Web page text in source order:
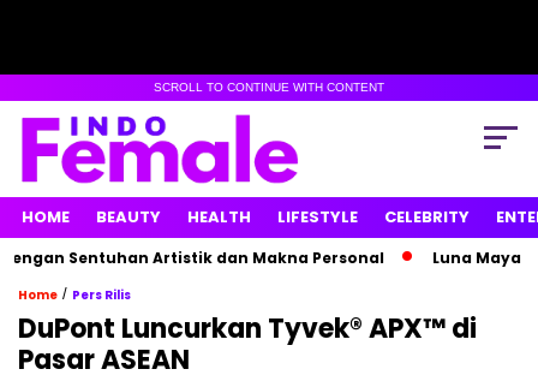
SCROLL TO CONTINUE WITH CONTENT
HOME BEAUTY HEALTH LIFESTYLE CELEBRITY
Sentuhan Artistik dan Makna Personal Luna Maya
Home / Pers Rilis
DuPont Luncurkan Tyvek® APX™ di
Pasar ASEAN